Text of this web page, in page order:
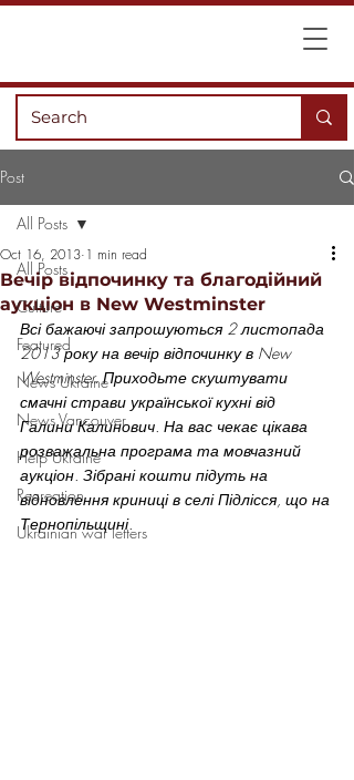
Post
All Posts
Culture
Featured
News Ukraine
News Vancouver
Help Ukraine
Recreation
Ukrainian war letters
All Posts
Вечір відпочинку та благодійний
аукціон в New Westminster
Oct 16, 2013 1 min read
Всі бажаючі запрошуються 2 листопада
2013 року на вечір відпочинку в New
Westminster. Приходьте скуштувати
смачні страви української кухні від
Галини Калинович. На вас чекає цікава
розважальна програма та мовчазний
аукціон. Зібрані кошти підуть на
відновлення криниці в селі Підлісся, що на
Тернопільщині.